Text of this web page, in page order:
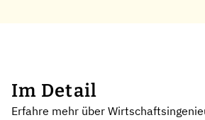
Im Detail
Erfahre mehr über